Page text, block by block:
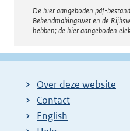
Disclaimer
De hier aangeboden pdf-
Bekendmakingswet en de
hebben; de hier aangeboden
Over deze website
Contact
English